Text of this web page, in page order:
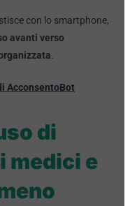
con lo smartphone,
avanti verso
AcconsentoBot
di
medici e